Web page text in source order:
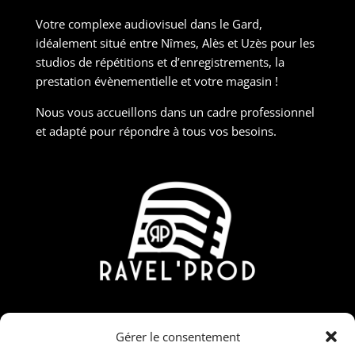
Gérer le consentement
Votre complexe audiovisuel dans le Gard,
idéalement situé entre Nîmes, Alès et Uzès pour les
studios de répétitions et d’enregistrements, la
prestation évènementielle et votre magasin !
Nous vous accueillons dans un cadre professionnel
et adapté pour répondre à tous vos besoins.